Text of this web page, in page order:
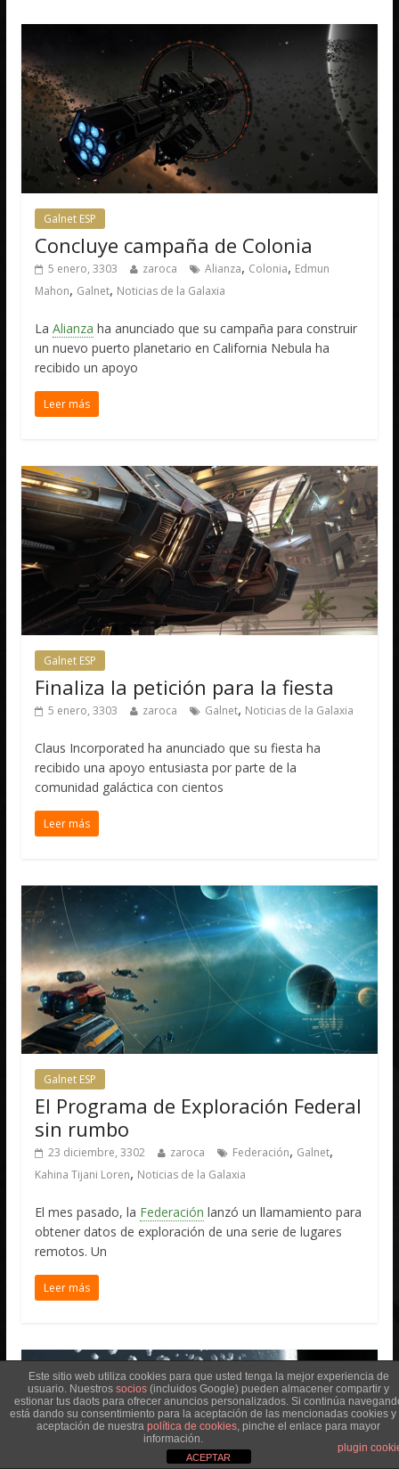
Galnet ESP
Concluye campaña de Colonia
5 enero, 3303 zaroca Alianza, Colonia, Edmun
Mahon, Galnet, Noticias de la Galaxia
LaAlianza ha anunciado que su campaña para construir
un nuevo puerto planetario en California Nebula ha
recibido un apoyo
Leer más
Galnet ESP
Finaliza la petición para la fiesta
5 enero, 3303 zaroca Galnet, Noticias de la Galaxia
Claus Incorporated ha anunciado que su fiesta ha
recibido una apoyo entusiasta por parte de la
comunidad galáctica con cientos
Leer más
Galnet ESP
El Programa de Exploración Federal
sin rumbo
23 diciembre, 3302 zaroca Federación, Galnet,
Kahina Tijani Loren, Noticias de la Galaxia
El mes pasado, la Federación lanzó un llamamiento para
obtener datos de exploración de una serie de lugares
remotos. Un
Leer más
Este sitio web utiliza cookies para que usted tenga la mejor experiencia de
usuario. Nuestros socios (incluidos Google) pueden almacener compartir y
estionar tus daots para ofrecer anuncios personalizados. Si continúa
está dando su consentimiento para la aceptación de las mencionadas cookies y
aceptación de nuestra política de cookies, pinche el enlace para mayor
información.
plugin
ACEPTAR